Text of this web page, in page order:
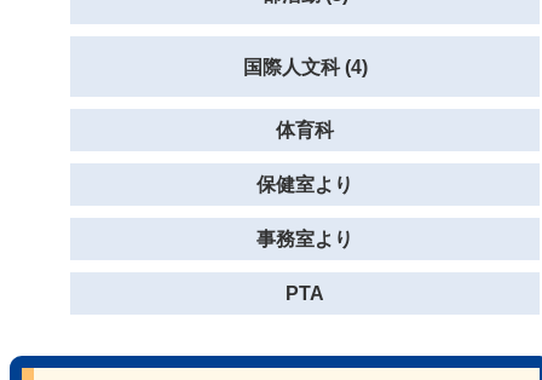
国際人文科 (4)
体育科
保健室より
事務室より
PTA